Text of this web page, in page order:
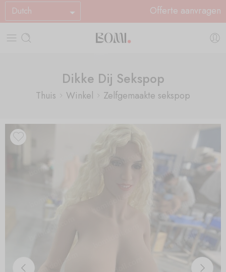
Dutch Offerte aanvragen
Dikke Dij Sekspop
Thuis Winkel Zelfgemaakte sekspop